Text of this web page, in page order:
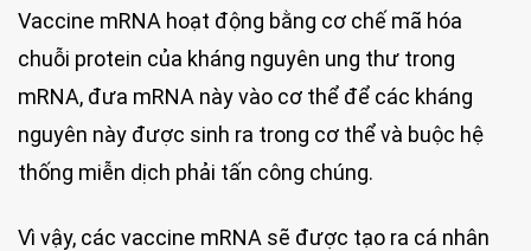
Vaccine mRNA hoạt động bằng cơ chế mã hóa
chuỗi protein của kháng nguyên ung thư trong
mRNA, đưa mRNA này vào cơ thể để các kháng
nguyên này được sinh ra trong cơ thể và buộc hệ
thống miễn dịch phải tấn công chúng.
Vì vậy, các vaccine mRNA sẽ được tạo ra cá nhân